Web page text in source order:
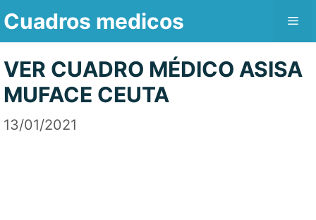
Saltar
contenido
Cuadros medicos
VER CUADRO MÉDICO ASISA
MUFACE CEUTA
13/01/2021